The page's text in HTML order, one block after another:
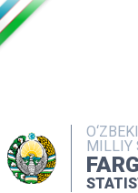
MILLIY